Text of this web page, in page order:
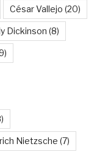
César Vallejo (20)
Dickinson (8)
Nietzsche (7)